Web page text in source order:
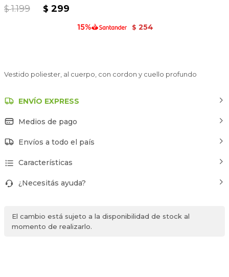
$ 1.199 $ 299
$ 254
Vestido poliester, al cuerpo, con cordon y cuello profundo
ENVÍO EXPRESS
Medios de pago
Envíos a todo el país
Características
¿Necesitás ayuda?
El cambio está sujeto a la disponibilidad de stock al
momento de realizarlo.